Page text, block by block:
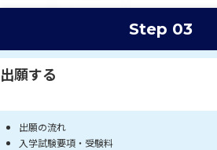
Step 03
出願する
出願の流れ
入学試験要項・受験料